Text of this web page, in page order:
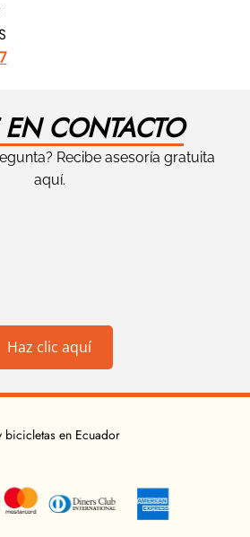
CONTACTO
Recibe asesoría gratuita
aquí.
Haz clic aquí
bicicletas en Ecuador